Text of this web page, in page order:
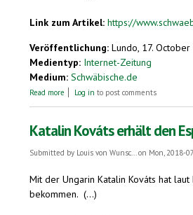
Link zum Artikel: https://
Veröffentlichung: Lundo, 17.
Medientyp: Internet-Zeitung
Medium: Schwäbische.de
Read more about Katalin Kováts erhält den
Log in to post comments
Katalin Kováts erhält den
Submitted by Louis von Wunsc...on Mon, 2018-
Mit der Ungarin Katalin Kováts hat
bekommen. (...)